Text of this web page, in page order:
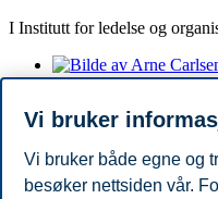
I Institutt for ledelse og
Arne Carlsen
Professor, Institutt for
+4793087712
Vi bruker
Vi bruker både egne og
besøker nettsiden vår.